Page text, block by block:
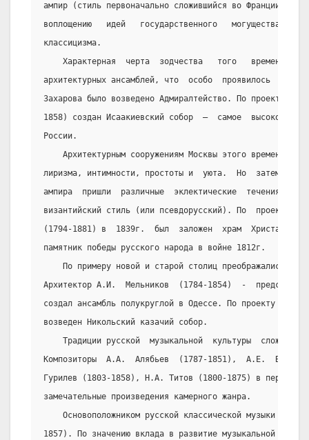
ампир (стиль первоначально сложившийся во Франции при
воплощению   идей   государственного   могущества),
классицизма.
Характерная  черта  зодчества   того   времени   –
архитектурных ансамблей, что  особо  проявилось  в
Захарова было возведено Адмиралтейство. По проекту
1858) создан Исаакиевский собор  –  самое  высокое
России.
Архитектурным сооружениям Москвы этого времени
лиризма, интимности, простоты и  уюта.  Но  затем  на
ампира  пришли  различные  эклектические  течения,
византийский стиль (или псевдорусский). По  проекту
(1794-1881) в  1839г.  был  заложен  храм  Христа
памятник победы русского народа в войне 1812г.
По примеру новой и старой столиц преображались и
Архитектор А.И.  Мельников  (1784-1854)  -
создал ансамбль полукруглой в Одессе. По проекту В.П.
возведен Никольский казачий собор.
Традиции русской  музыкальной  культуры  сложились
Композиторы  А.А.  Алябьев  (1787-1851),  А.Е.
Гурилев (1803-1858), Н.А. Титов (1800-1875) в первой
замечательные произведения камерного жанра.
Основоположником русской классической музыки  был
1857). По значению вклада в развитие музыкальной